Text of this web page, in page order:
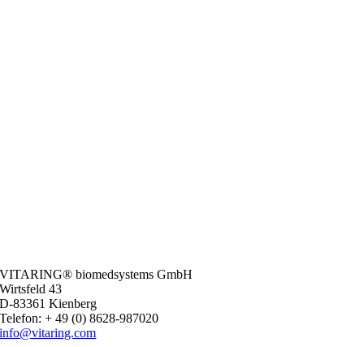
VITARING® biomedsystems GmbH
Wirtsfeld 43
D-83361 Kienberg
Telefon: + 49 (0) 8628-987020
info@vitaring.com